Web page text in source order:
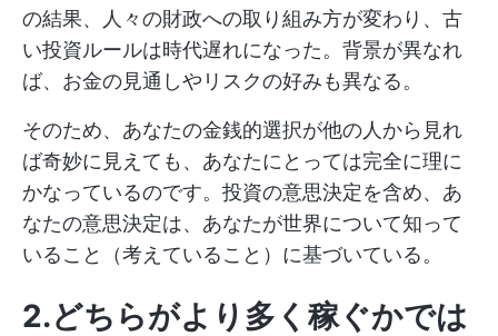
の結果、人々の財政への取り組み方が変わり、古
い投資ルールは時代遅れになった。背景が異なれ
ば、お金の見通しやリスクの好みも異なる。
そのため、あなたの金銭的選択が他の人から見れ
ば奇妙に見えても、あなたにとっては完全に理に
かなっているのです。投資の意思決定を含め、あ
なたの意思決定は、あなたが世界について知って
いること（考えていること）に基づいている。
2.どちらがより多く稼ぐかでは